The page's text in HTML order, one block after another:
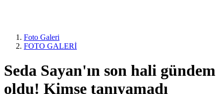
Foto Galeri
FOTO GALERİ
Seda Sayan'ın son hali gündem
oldu! Kimse tanıyamadı